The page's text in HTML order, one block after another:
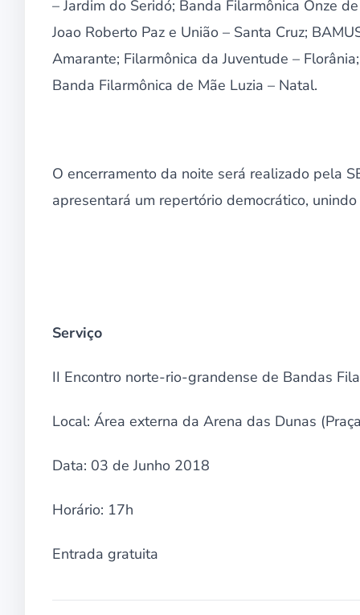
– Jardim do Seridó; Banda Filarmônica Onze
Joao Roberto Paz e União – Santa Cruz;
Amarante; Filarmônica da Juventude –
Banda Filarmônica de Mãe Luzia – Natal.
O encerramento da noite será realizado pela
apresentará um repertório democrático, unindo
Serviço
II Encontro norte-rio-grandense de Bandas
Local: Área externa da Arena das Dunas
Data: 03 de Junho 2018
Horário: 17h
Entrada gratuita